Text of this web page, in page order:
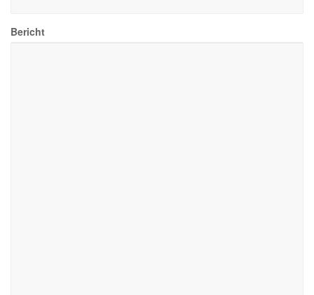
Bericht